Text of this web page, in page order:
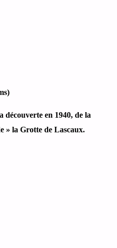
découverte en 1940, de la
» la Grotte de Lascaux.